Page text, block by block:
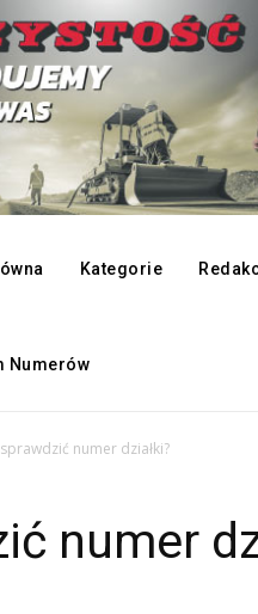
Kategorie
Numerów
sprawdzić numer działki?
numer